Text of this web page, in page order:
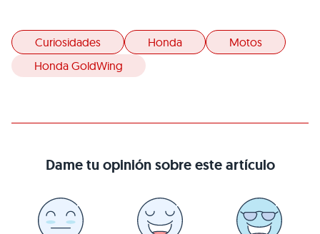
Curiosidades Honda
Motos
Honda GoldWing
Dame tu opinión sobre este artículo